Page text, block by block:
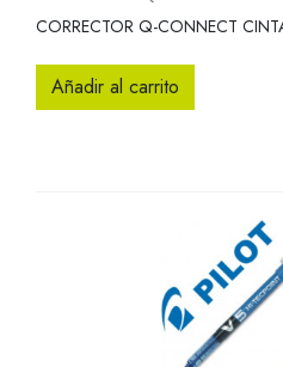
CORRECTOR Q-CONNECT
Añadir al carrito